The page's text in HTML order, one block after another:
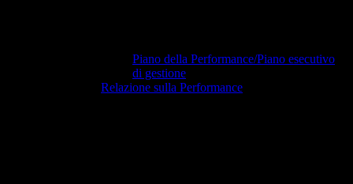
Piano della Performance/Piano esecutivo
di gestione
Relazione sulla Performance